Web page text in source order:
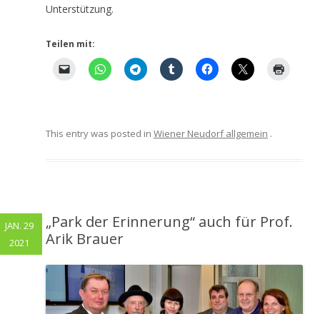
Unterstützung.
Teilen mit:
This entry was posted in Wiener Neudorf allgemein .
„Park der Erinnerung“ auch für Prof.
Arik Brauer
JAN. 29
2021